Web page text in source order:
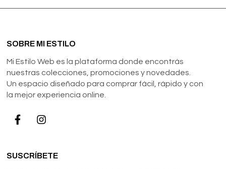
SOBRE MI ESTILO
Mi Estilo Web es la plataforma donde encontrás
nuestras colecciones, promociones y novedades.
Un espacio diseñado para comprar fácil, rápido y con
la mejor experiencia online.
SUSCRÍBETE